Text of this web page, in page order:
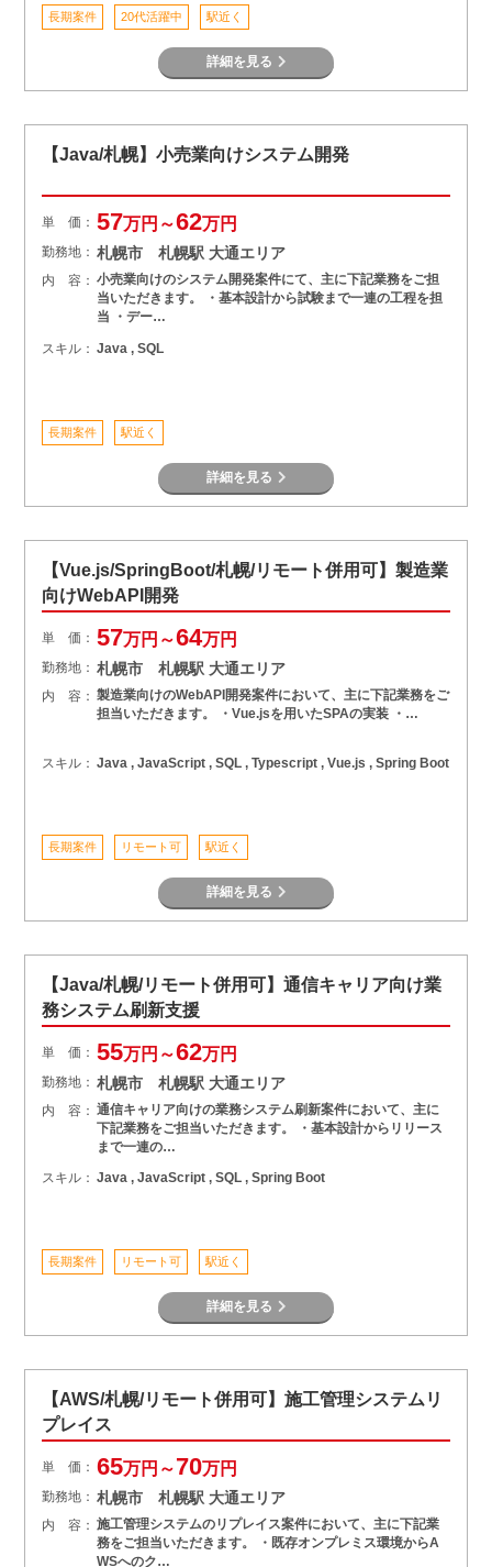
長期案件 20代活躍中 駅近く
詳細を見る
【Java/札幌】小売業向けシステム開発
単 価： 57万円～62万円
勤務地： 札幌市 札幌駅 大通エリア
内 容： 小売業向けのシステム開発案件にて、主に下記業務をご担
当いただきます。 ・基本設計から試験まで一連の工程を担
当 ・デー…
スキル： Java , SQL
長期案件 駅近く
詳細を見る
【Vue.js/SpringBoot/札幌/リモート併用可】製造業
向けWebAPI開発
単 価： 57万円～64万円
勤務地： 札幌市 札幌駅 大通エリア
内 容： 製造業向けのWebAPI開発案件において、主に下記業務をご
担当いただきます。 ・Vue.jsを用いたSPAの実装 ・…
スキル： Java , JavaScript , SQL , Typescript , Vue.js , Spring Boot
長期案件 リモート可 駅近く
詳細を見る
【Java/札幌/リモート併用可】通信キャリア向け業
務システム刷新支援
単 価： 55万円～62万円
勤務地： 札幌市 札幌駅 大通エリア
内 容： 通信キャリア向けの業務システム刷新案件において、主に
下記業務をご担当いただきます。 ・基本設計からリリース
まで一連の…
スキル： Java , JavaScript , SQL , Spring Boot
長期案件 リモート可 駅近く
詳細を見る
【AWS/札幌/リモート併用可】施工管理システムリ
プレイス
単 価： 65万円～70万円
勤務地： 札幌市 札幌駅 大通エリア
内 容： 施工管理システムのリプレイス案件において、主に下記業
務をご担当いただきます。 ・既存オンプレミス環境からA
WSへのク…